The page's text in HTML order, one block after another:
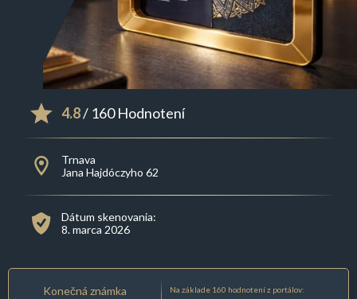
4.8/ 160 Hodnotení
Trnava
Jana Hajdóczyho 62
Dátum skenovania:
8. marca 2026
Konečná známka Na základe 160 hodnotení z portálov: